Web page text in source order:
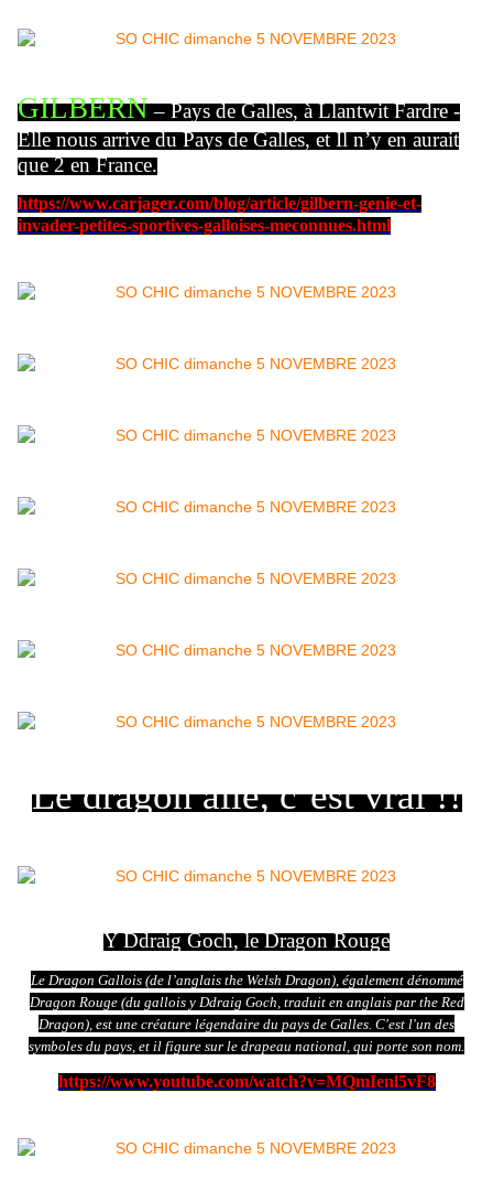
GILBERN– Pays de Galles, à Llantwit Fardre -
Elle nous arrive du Pays de Galles, et Il n’y en aurait
que 2 en France.
https://www.carjager.com/blog/article/gilbern-genie-et-
invader-petites-sportives-galloises-meconnues.html
Le dragon ailé, c’est vrai !!
Y Ddraig Goch, le Dragon Rouge
Le Dragon Gallois (de l’anglais the Welsh Dragon), également dénommé
Dragon Rouge (du gallois y Ddraig Goch, traduit en anglais par the Red
Dragon), est une créature légendaire du pays de Galles. C'est l'un des
symboles du pays, et il figure sur le drapeau national, qui porte son nom.
https://www.youtube.com/watch?v=MQmIenl5vF8